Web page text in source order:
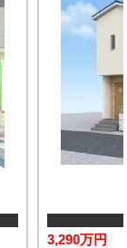
3,290万円